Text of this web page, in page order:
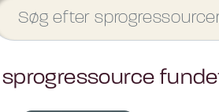
sprogressource